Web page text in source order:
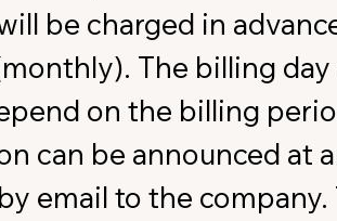
be charged in
The billing
on the billing
can be announced at
email to the